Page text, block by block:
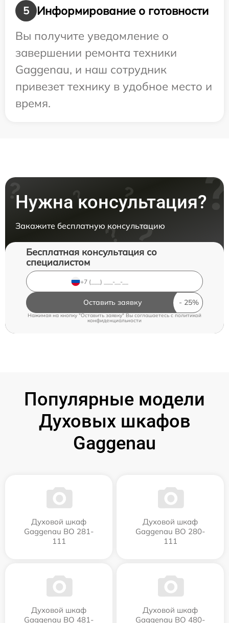
5
Информирование о готовности
Вы получите уведомление о
завершении ремонта техники
Gaggenau, и наш сотрудник
привезет технику в удобное место и
время.
Нужна консультация?
Закажите бесплатную консультацию
Бесплатная консультация со
специалистом
Оставить заявку
Нажимая на кнопку "Оставить заявку" Вы соглашаетесь c политикой
конфиденциальности
Популярные модели
Духовых шкафов
Gaggenau
Духовой шкаф
Gaggenau BO 281-
111
Духовой шкаф
Gaggenau BO 280-
111
Духовой шкаф
Gaggenau BO 481-
Духовой шкаф
Gaggenau BO 480-